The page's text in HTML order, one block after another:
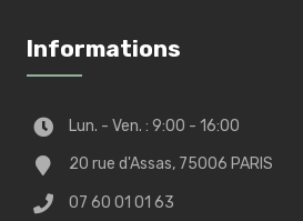
Informations
Lun. - Ven. : 9:00 - 16:00
20 rue d'Assas, 75006 PARIS
07 60 01 01 63